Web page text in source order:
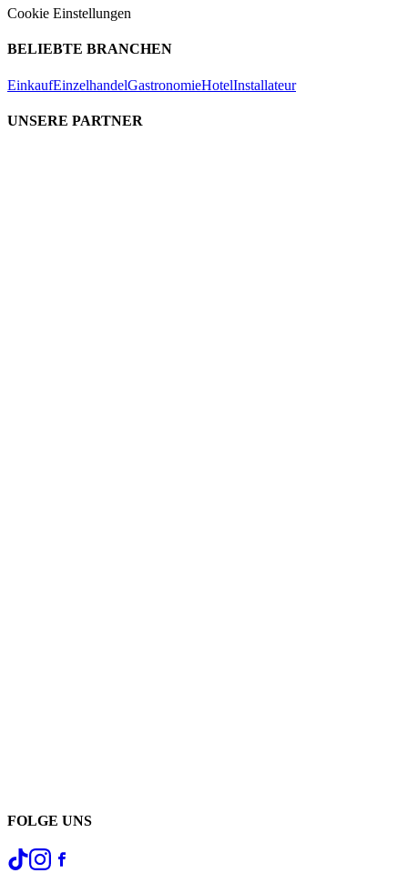
Cookie Einstellungen
BELIEBTE BRANCHEN
EinkaufEinzelhandelGastronomieHotelInstallateur
UNSERE PARTNER
FOLGE UNS